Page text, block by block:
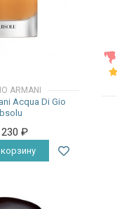
ARMANI
Acqua Di Gio
230₽